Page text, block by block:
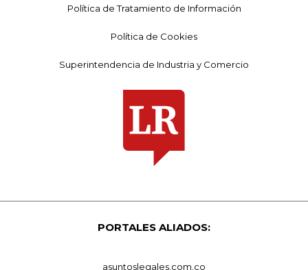
Política de Tratamiento de Información
Política de Cookies
Superintendencia de Industria y Comercio
PORTALES ALIADOS:
asuntoslegales.com.co